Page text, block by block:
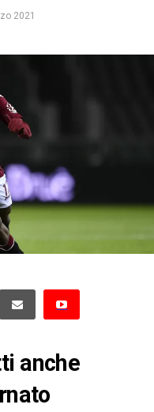
2021
anche